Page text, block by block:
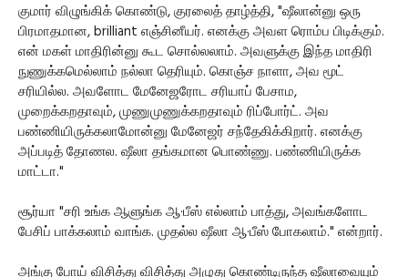
குமார் விழுங்கிக் கொண்டு, குரலைத் தாழ்த்தி, "ஷீலான்னு ஒரு
பிரமாதமான, brilliant எஞ்சினீயர். எனக்கு அவள ரொம்ப பிடிக்கும்.
என் மகள் மாதிரின்னு கூட சொல்லலாம். அவளுக்கு இந்த மாதிரி
நுணுக்கமெல்லாம் நல்லா தெரியும். கொஞ்ச நாளா, அவ மூட்
சரியில்ல. அவளோட மேனேஜரோட சரியாப் பேசாம,
முறைக்கறதாவும், முணுமுணுக்கறதாவும் ரிப்போர்ட். அவ
பண்ணியிருக்கலாமோன்னு மேனேஜர் சந்தேகிக்கிறார். எனக்கு
அப்படித் தோணல. ஷீலா தங்கமான பொண்ணு. பண்ணியிருக்க
மாட்டா."
சூர்யா "சரி உங்க ஆளுங்க ஆ·பீஸ் எல்லாம் பாத்து, அவங்களோட
பேசிப் பாக்கலாம் வாங்க. முதல்ல ஷீலா ஆ·பீஸ் போகலாம்." என்றார்.
அங்கு போய் விசித்து விசித்து அழுது கொண்டிருந்த ஷீலாவையும்